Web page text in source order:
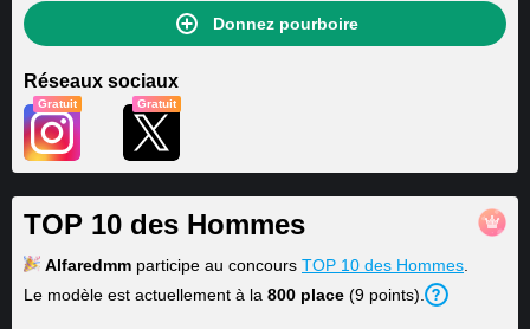
Donnez pourboire
Réseaux sociaux
Gratuit Gratuit
TOP 10 des Hommes
Alfaredmm participe au concours TOP 10 des Hommes
Le modèle est actuellement à la 800 place (9 points).